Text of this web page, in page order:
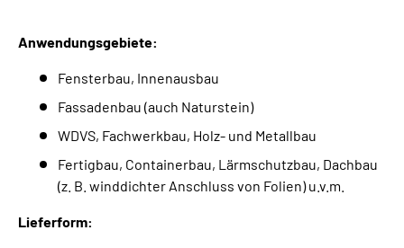
Anwendungsgebiete:
Fensterbau, Innenausbau
Fassadenbau (auch Naturstein)
WDVS, Fachwerkbau, Holz- und Metallbau
Fertigbau, Containerbau, Lärmschutzbau, Dachbau
(z. B. winddichter Anschluss von Folien) u.v.m.
Lieferform: